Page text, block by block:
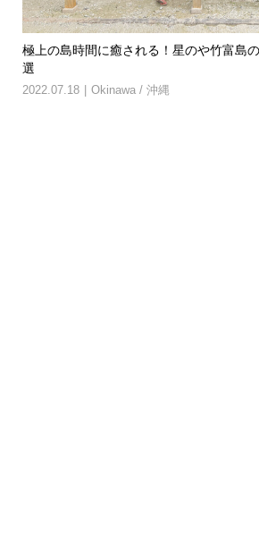
極上の島時間に癒される！星のや竹富島
選
2022.07.18
Okinawa / 沖縄